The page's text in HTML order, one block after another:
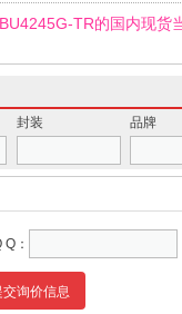
TR的国内现货
封装 品牌
Q：
交询价信息